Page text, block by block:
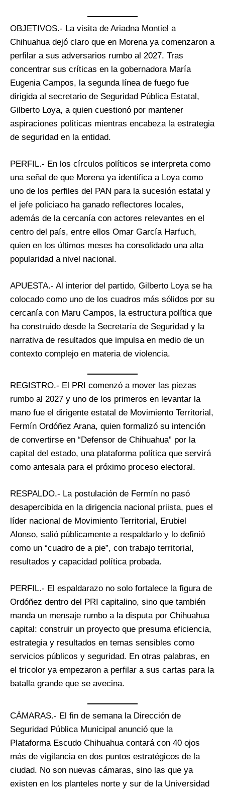
OBJETIVOS.- La visita de Ariadna Montiel a
Chihuahua dejó claro que en Morena ya comenzaron a
perfilar a sus adversarios rumbo al 2027. Tras
concentrar sus críticas en la gobernadora María
Eugenia Campos, la segunda línea de fuego fue
dirigida al secretario de Seguridad Pública Estatal,
Gilberto Loya, a quien cuestionó por mantener
aspiraciones políticas mientras encabeza la estrategia
de seguridad en la entidad.
PERFIL.- En los círculos políticos se interpreta como
una señal de que Morena ya identifica a Loya como
uno de los perfiles del PAN para la sucesión estatal y
el jefe policiaco ha ganado reflectores locales,
además de la cercanía con actores relevantes en el
centro del país, entre ellos Omar García Harfuch,
quien en los últimos meses ha consolidado una alta
popularidad a nivel nacional.
APUESTA.- Al interior del partido, Gilberto Loya se ha
colocado como uno de los cuadros más sólidos por su
cercanía con Maru Campos, la estructura política que
ha construido desde la Secretaría de Seguridad y la
narrativa de resultados que impulsa en medio de un
contexto complejo en materia de violencia.
REGISTRO.- El PRI comenzó a mover las piezas
rumbo al 2027 y uno de los primeros en levantar la
mano fue el dirigente estatal de Movimiento Territorial,
Fermín Ordóñez Arana, quien formalizó su intención
de convertirse en “Defensor de Chihuahua” por la
capital del estado, una plataforma política que servirá
como antesala para el próximo proceso electoral.
RESPALDO.- La postulación de Fermín no pasó
desapercibida en la dirigencia nacional priista, pues el
líder nacional de Movimiento Territorial, Erubiel
Alonso, salió públicamente a respaldarlo y lo definió
como un “cuadro de a pie”, con trabajo territorial,
resultados y capacidad política probada.
PERFIL.- El espaldarazo no solo fortalece la figura de
Ordóñez dentro del PRI capitalino, sino que también
manda un mensaje rumbo a la disputa por Chihuahua
capital: construir un proyecto que presuma eficiencia,
estrategia y resultados en temas sensibles como
servicios públicos y seguridad. En otras palabras, en
el tricolor ya empezaron a perfilar a sus cartas para la
batalla grande que se avecina.
CÁMARAS.- El fin de semana la Dirección de
Seguridad Pública Municipal anunció que la
Plataforma Escudo Chihuahua contará con 40 ojos
más de vigilancia en dos puntos estratégicos de la
ciudad. No son nuevas cámaras, sino las que ya
existen en los planteles norte y sur de la Universidad